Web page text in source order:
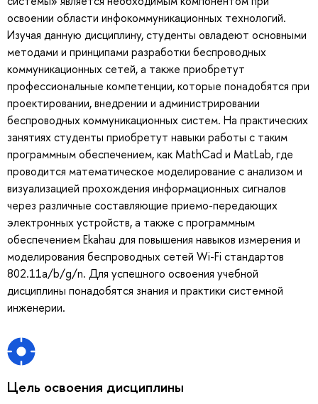
освоении области инфокоммуникационных технологий.
Изучая данную дисциплину, студенты овладеют основными
методами и принципами разработки беспроводных
коммуникационных сетей, а также приобретут
профессиональные компетенции, которые понадобятся при
проектировании, внедрении и администрировании
беспроводных коммуникационных систем. На практических
занятиях студенты приобретут навыки работы с таким
программным обеспечением, как MathCad и MatLab, где
проводится математическое моделирование c анализом и
визуализацией прохождения информационных сигналов
через различные составляющие приемо-передающих
электронных устройств, а также с программным
обеспечением Ekahau для повышения навыков измерения и
моделирования беспроводных сетей Wi-Fi стандартов
802.11a/b/g/n. Для успешного освоения учебной
дисциплины понадобятся знания и практики системной
инженерии.
Цель освоения дисциплины